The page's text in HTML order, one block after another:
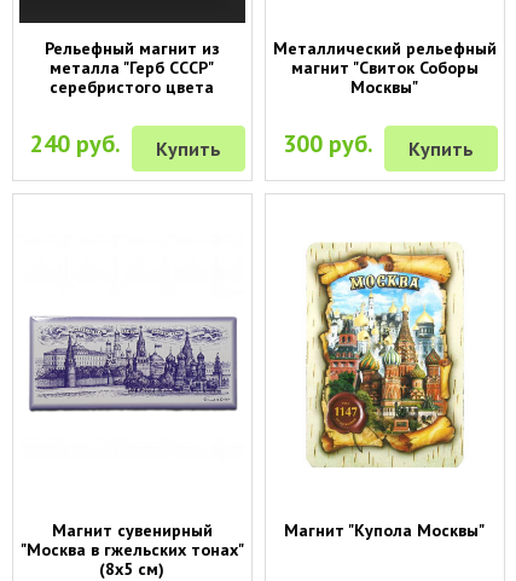
Рельефный магнит из
металла "Герб СССР"
серебристого цвета
240 руб. Купить
Металлический рельефный
магнит "Свиток Соборы
Москвы"
300 руб. Купить
Магнит сувенирный
"Москва в гжельских тонах"
(8х5 см)
Магнит "Купола Москвы"